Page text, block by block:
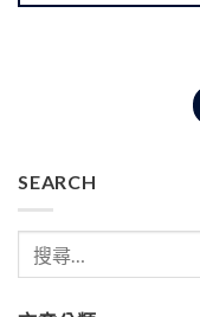
SEARCH